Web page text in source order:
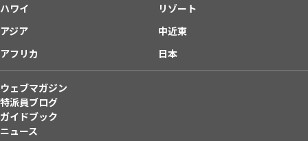
ハワイ
リゾート
アジア
中近東
アフリカ
日本
ウェブマガジン
特派員ブログ
ガイドブック
ニュース